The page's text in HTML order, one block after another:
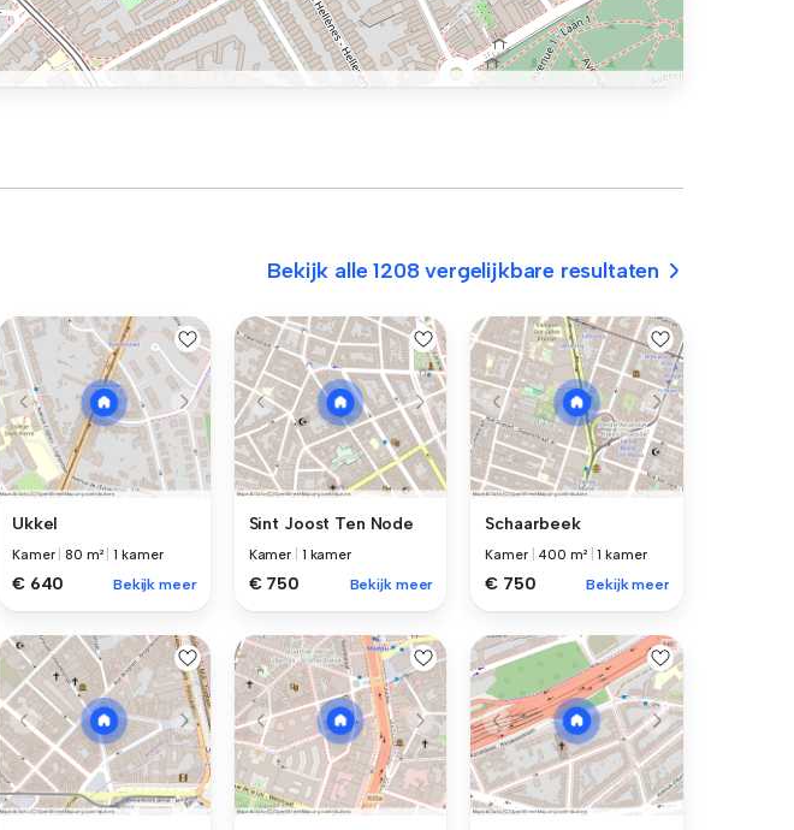
Bekijk alle 1208 vergelijkbare resultaten
Ukkel
Kamer |80 m² |1 kamer
€ 640 Bekijk meer
Sint Joost Ten Node
Kamer 1 kamer
€ 750 Bekijk meer
Schaarbeek
Kamer 400 m² |1 kamer
€ 750 Bekijk meer